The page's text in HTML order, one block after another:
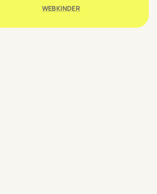
WEBKINDER